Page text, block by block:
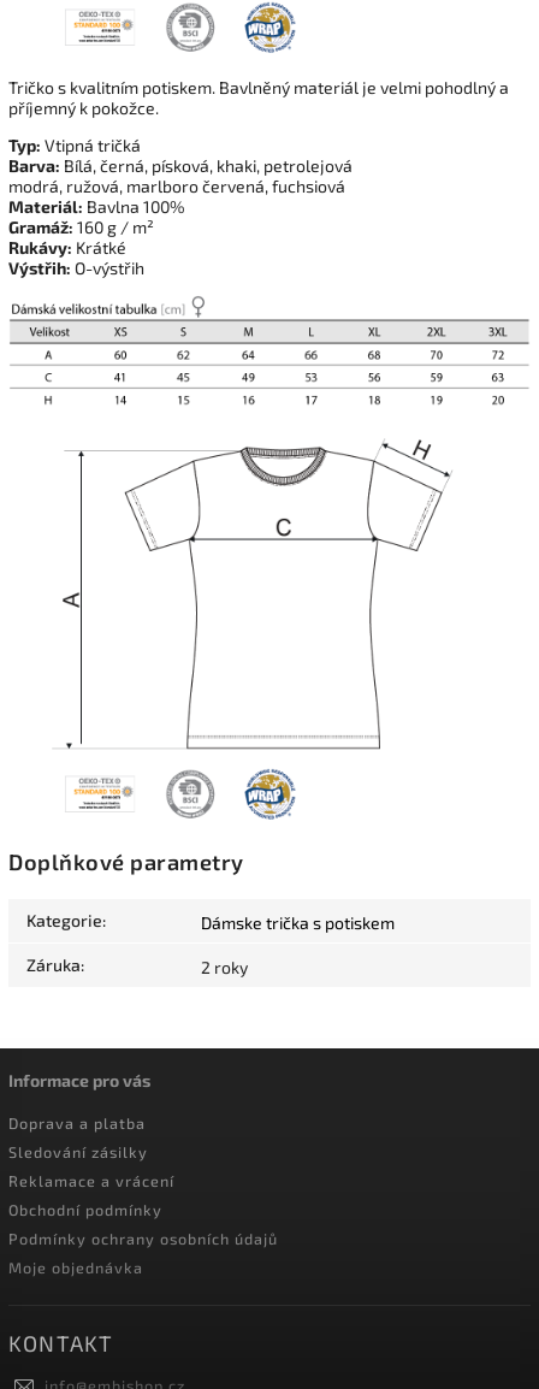
Tričko s kvalitním potiskem. Bavlněný materiál je velmi pohodlný a
příjemný k pokožce.
Typ: Vtipná tričká
Barva: Bílá, černá, písková, khaki, petrolejová
modrá, ružová, marlboro červená, fuchsiová
Materiál: Bavlna 100%
Gramáž: 160 g / m²
Rukávy: Krátké
Výstřih: O-výstřih
Doplňkové parametry
Kategorie: Dámske trička s potiskem
Záruka: 2 roky
Informace pro vás
Doprava a platba
Sledování zásilky
Reklamace a vrácení
Obchodní podmínky
Podmínky ochrany osobních údajů
Moje objednávka
KONTAKT